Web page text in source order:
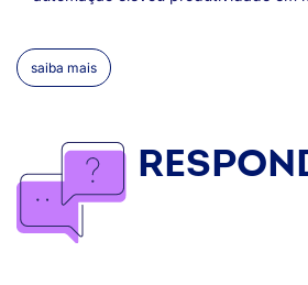
consolidando atuação na
sustentável e fortalecendo
saiba mais